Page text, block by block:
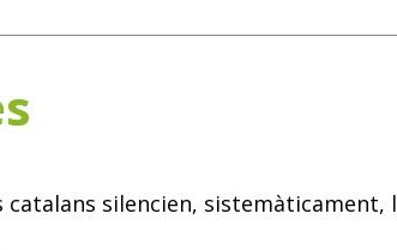
silencien, sistemàticament,